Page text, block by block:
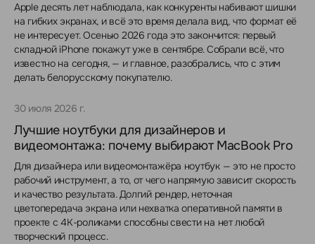
Apple десять лет наблюдала, как конкуренты набивают шишки
на гибких экранах, и всё это время делала вид, что формат её
не интересует. Осенью 2026 года это закончится: первый
складной iPhone покажут уже в сентябре. Собрали всё, что
известно на сегодня, — и главное, разобрались, что с этим
делать белорусскому покупателю.
30 июля 2026 г.
Лучшие ноутбуки для дизайнеров и
видеомонтажа: почему выбирают MacBook Pro
Для дизайнера или видеомонтажёра ноутбук — это не просто
рабочий инструмент, а то, от чего напрямую зависит скорость
и качество результата. Долгий рендер, неточная
цветопередача экрана или нехватка оперативной памяти в
проекте с 4K-роликами способны свести на нет любой
творческий процесс.